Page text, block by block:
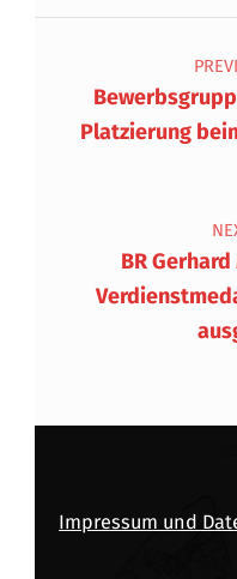
Platzierung
BR
Impressum und